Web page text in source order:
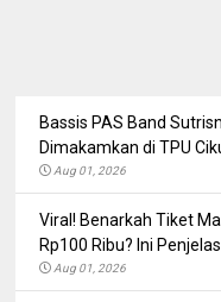
Bassis PAS Band
Dimakamkan di TPU
Aug 01, 2026
Viral! Benarkah Tiket
Rp100 Ribu? Ini
Aug 01, 2026